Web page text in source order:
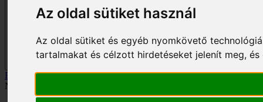
Az oldal sütiket használ
Az oldal sütiket és egyéb nyomkövető
tartalmakat és célzott hirdetéseket jelenít meg,
Főoldal /Hírek/Hamarosan kezdődik a 31. Marosvásárhelyi
Nemzetközi Könyvvásár!